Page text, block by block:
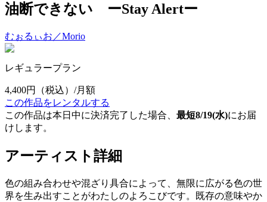
油断できない ーStay Alertー
むぉるぃお／Morio
レギュラープラン
4,400円
（税込）/月額
この作品をレンタルする
この作品は本日中に決済完了した場合、 最短8/19(水)にお届
けします。
アーティスト詳細
色の組み合わせや混ざり具合によって、無限に広がる色の世
界を生み出すことがわたしのよろこびです。既存の意味やか